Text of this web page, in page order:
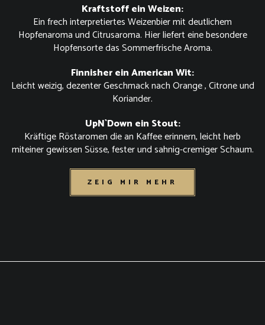
Kraftstoff ein Weizen:
Ein frech interpretiertes Weizenbier mit deutlichem
Hopfenaroma und Citrusaroma. Hier liefert eine besondere
Hopfensorte das Sommerfrische Aroma.
Finnisher ein American Wit:
Leicht weizig, dezenter Geschmack nach Orange , Citrone und
Koriander.
UpN`Down ein Stout:
Kräftige Röstaromen die an Kaffee erinnern, leicht herb
miteiner gewissen Süsse, fester und sahnig-cremiger Schaum.
ZEIG MIR MEHR